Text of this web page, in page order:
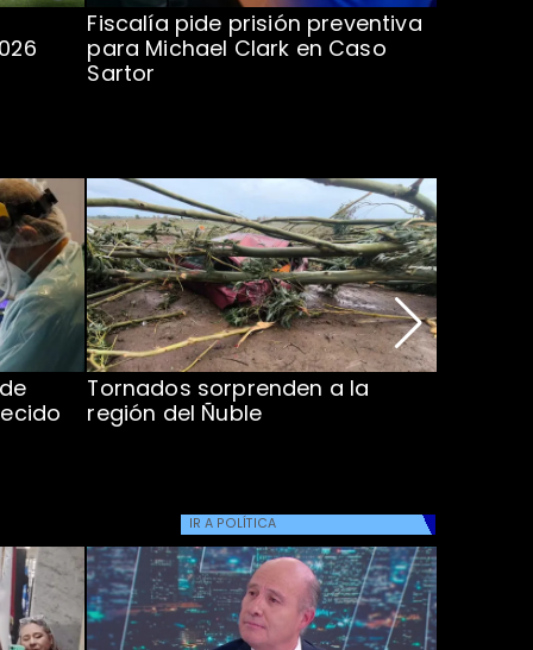
Fiscalía pide prisión preventiva
para Michael Clark en Caso
Sartor
Tornados sorprenden a la
región del Ñuble
IR A POLÍTICA